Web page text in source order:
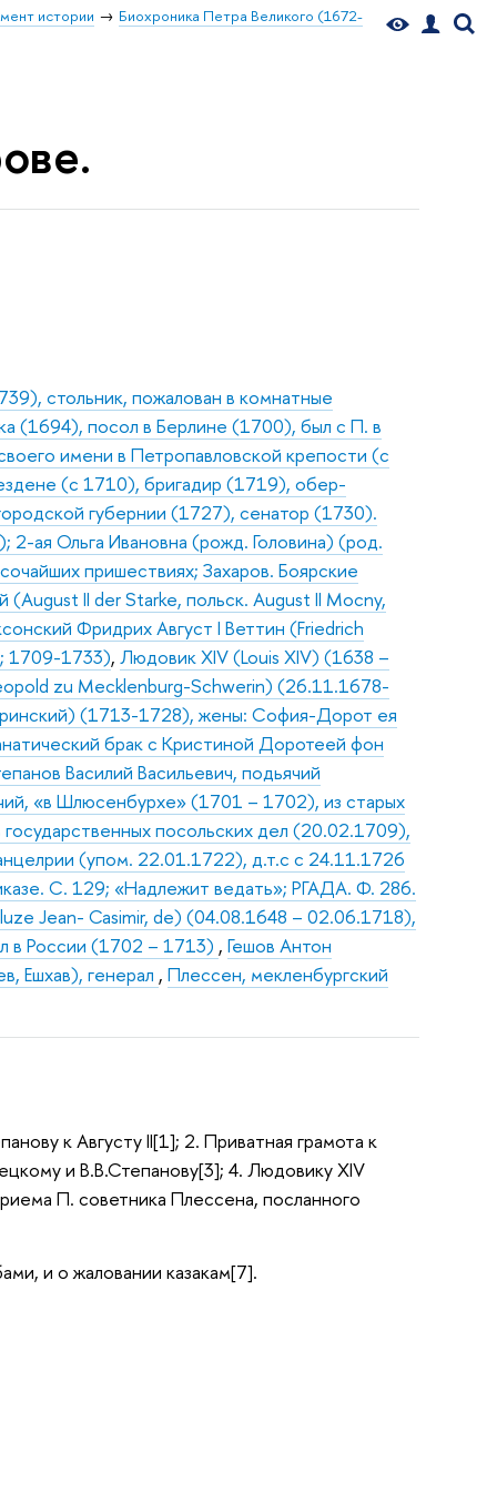
истории
Биохроника Петра Великого (1672-
стольник, пожалован в комнатные
(1694), посол в Берлине (1700), был с П. в
имени в Петропавловской крепости (с
(с 1710), бригадир (1719), обер-
губернии (1727), сенатор (1730).
2-ая Ольга Ивановна (рожд. Головина) (род.
пришествиях; Захаров. Боярские
(August II der Starke, польск. August II Mocny,
Фридрих Август I Веттин (Friedrich
1709-1733),Людовик XIV (Louis XIV) (1638 –
zu Mecklenburg-Schwerin) (26.11.1678-
(1713-1728), жены: София-Дорот ея
брак с Кристиной Доротеей фон
Василий Васильевич, подьячий
«в Шлюсенбурхе» (1701 – 1702), из старых
посольских дел (20.02.1709),
(упом. 22.01.1722), д.т.с с 24.11.1726
С. 129; «Надлежит ведать»; РГАДА. Ф. 286.
Jean- Casimir, de) (04.08.1648 – 02.06.1718),
в России (1702 – 1713) ,Гешов Антон
Ешхав), генерал ,Плессен, мекленбургский
к Августу II[1]; 2. Приватная грамота к
и В.В.Степанову[3]; 4. Людовику XIV
П. советника Плессена, посланного
и о жаловании казакам[7].